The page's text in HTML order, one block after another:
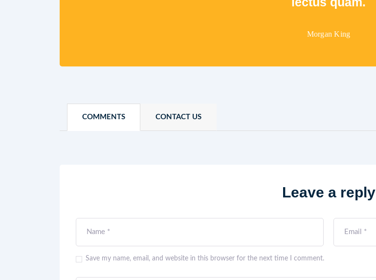
Morgan King
COMMENTS CONTACT US
Leave a reply
Save my name, email, and website in this browser for the next time I comment.